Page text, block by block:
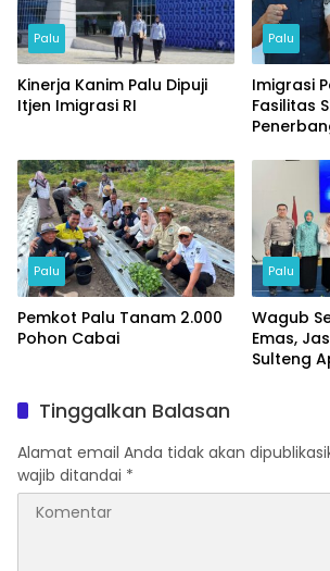
Palu
Kinerja Kanim Palu Dipuji
Itjen Imigrasi RI
Palu
Imigrasi
Fasilitas
Palu
Pemkot Palu Tanam 2.000
Pohon Cabai
Palu
Wagub
Emas,
Sulteng
Tinggalkan Balasan
Alamat email Anda tidak akan
wajib ditandai *